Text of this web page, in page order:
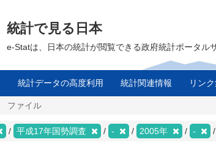
統計で見る日本
e-Statは、日本の統計が閲覧できる政府統計ポータル
統計データの高度利用 統計関連情報 リン
ファイル
平成17年国勢調査 - 2005年 -